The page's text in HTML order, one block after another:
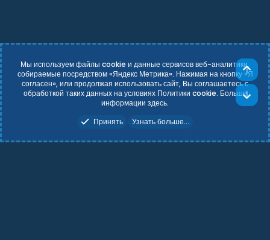
Russian (RU)
Условия и правила
Политика конфиденциальности
Справка Главная
R
Мы используем файлы cookie и данные сервисов веб-аналитики,
собираемые посредством «Яндекс Метрика». Нажимая на кнопку «Я
согласен», или продолжая использовать сайт, Вы соглашаетесь с
обработкой таких данных на условиях Политики cookie. Больше
информации здесь.
Принять
Узнать больше...